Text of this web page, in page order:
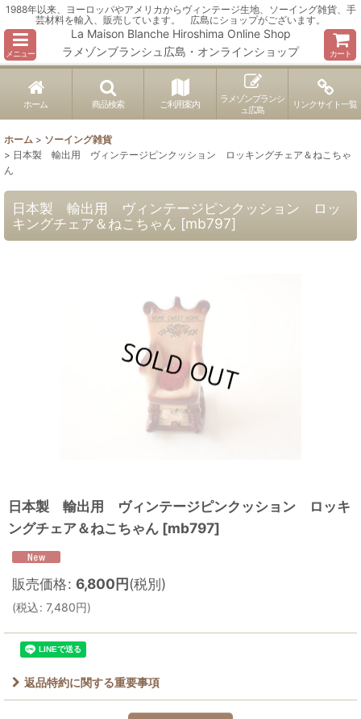
1988年以来、ヨーロッパやアメリカからヴィンテージ生地、ソーイング雑貨、手
芸材料を輸入、販売しています。 広島にショップがございます。
メニュー
La Maison Blanche Hiroshima Online Shop
ラメゾンブランシュ広島・オンラインショップ
カート
ホーム 商品検索 ご利用案内
ラメゾンブランシ
ュ広島
リンクサイト一覧
ホーム > ソーイング雑貨
> 日本製 輸出用 ヴィンテージピンクッション ロッキングチェア＆ねこちゃ
ん
日本製 輸出用 ヴィンテージピンクッション ロッ
キングチェア＆ねこちゃん [mb797]
日本製 輸出用 ヴィンテージピンクッション ロッキ
ングチェア＆ねこちゃん [mb797]
販売価格: 6,800円(税別)
(税込: 7,480円)
返品特約に関する重要事項